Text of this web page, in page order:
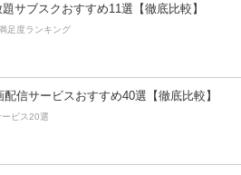
サブスクおすすめ11選【徹底比較】
足度ランキング
配信サービスおすすめ40選【徹底比較】
ビス20選